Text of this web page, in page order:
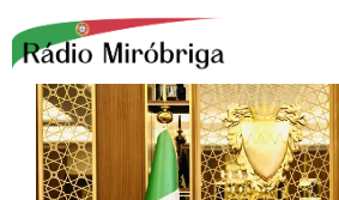
para
conteúdo